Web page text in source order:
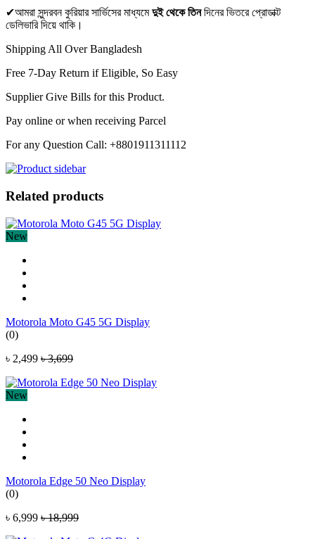
✔আমরা সুন্দরবন কুরিয়ার সার্ভিসের মাধ্যমেদুই থেকে তিনদিনের ভিতরে প্রোডাক্ট
ডেলিভারি দিয়ে থাকি।
Shipping All Over Bangladesh
Free 7-Day Return if Eligible, So Easy
Supplier Give Bills for this Product.
Pay online or when receiving Parcel
For any Question Call: +8801911311112
Related products
New
Motorola Moto G45 5G Display
(0)
৳ 2,499 ৳ 3,699
New
Motorola Edge 50 Neo Display
(0)
৳ 6,999 ৳ 18,999